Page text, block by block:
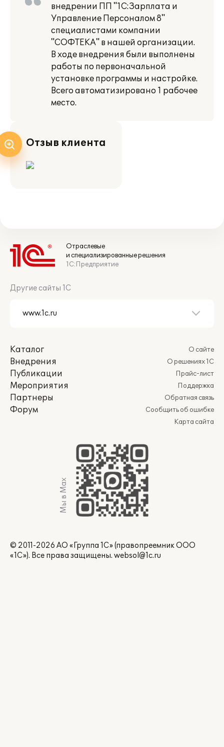
внедрении ПП "1С:Зарплата и
Управление Персоналом 8"
специалистами компании
"СОФТЕКА" в нашей организации.
В ходе внедрения были выполнены
работы по первоначальной
установке программы и настройке.
Всего автоматизировано 1 рабочее
место.
Отзыв клиента
Отраслевые
и специализированные решения
1С:Предприятие
Другие сайты 1С
Каталог
Внедрения
Публикации
Мероприятия
Партнеры
Форум
О сайте
О решениях 1С
Прайс-лист
Поддержка
Обратная связь
Сообщить об ошибке
Карта сайта
Мы в Max
© 2011-2026 АО «Группа 1С» (правопреемник ООО
«1С»). Все права защищены. websol@1c.ru